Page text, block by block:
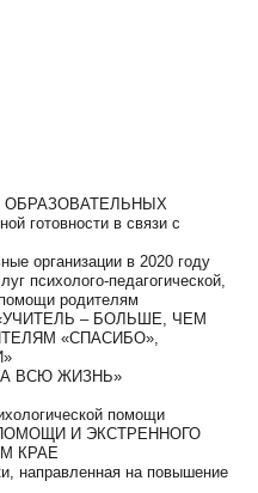
ОБРАЗОВАТЕЛЬНЫХ
готовности в связи с
организации в 2020 году
психолого-педагогической,
родителям
– БОЛЬШЕ, ЧЕМ
«СПАСИБО»,
ВСЮ ЖИЗНЬ»
помощи
И ЭКСТРЕННОГО
КРАЕ
направленная на повышение